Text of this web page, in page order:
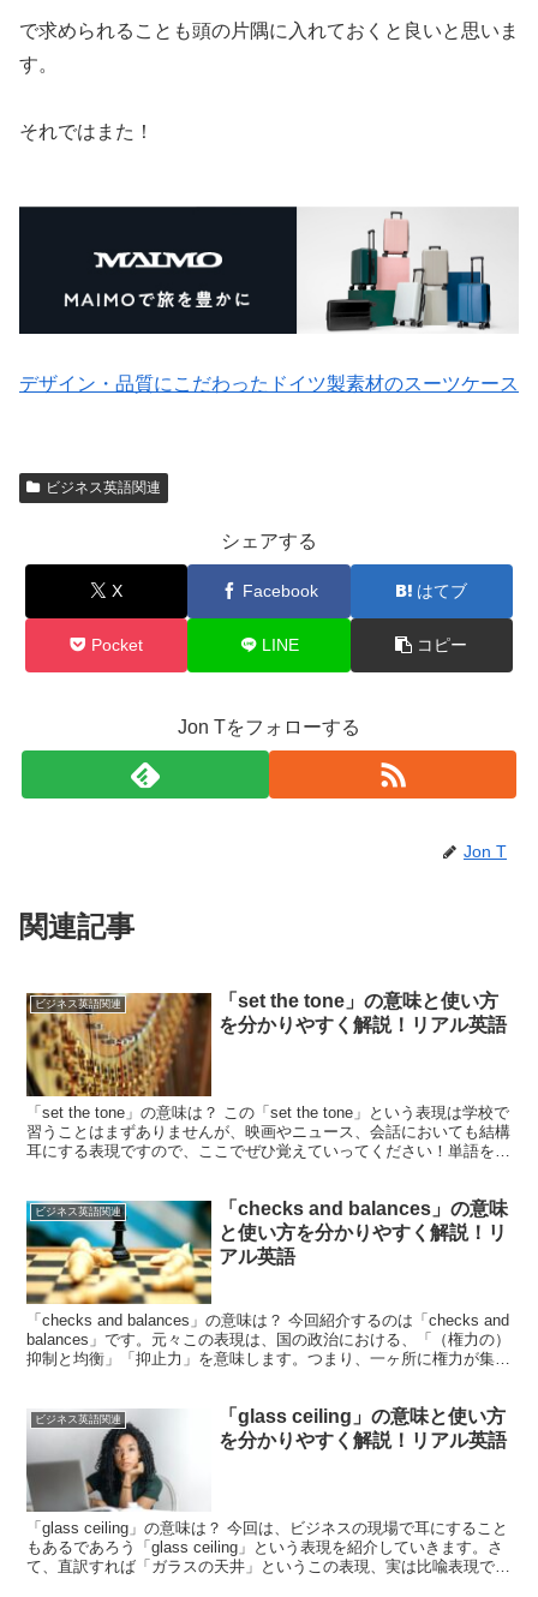
で求められることも頭の片隅に入れておくと良いと思いま
す。
それではまた！
デザイン・品質にこだわったドイツ製素材のスーツケース
ビジネス英語関連
シェアする
X Facebook はてブ
Pocket LINE コピー
Jon Tをフォローする
Jon T
関連記事
ビジネス英語関連
「set the tone」の意味と使い方
を分かりやすく解説！リアル英語
「set the tone」の意味は？ この「set the tone」という表現は学校で
習うことはまずありませんが、映画やニュース、会話においても結構
耳にする表現ですので、ここでぜひ覚えていってください！単語を見
ビジネス英語関連
「checks and balances」の意味
と使い方を分かりやすく解説！リ
アル英語
「checks and balances」の意味は？ 今回紹介するのは「checks and
balances」です。元々この表現は、国の政治における、「（権力の）
抑制と均衡」「抑止力」を意味します。つまり、一ヶ所に権力が集中
ビジネス英語関連
「glass ceiling」の意味と使い方
を分かりやすく解説！リアル英語
「glass ceiling」の意味は？ 今回は、ビジネスの現場で耳にすること
もあるであろう「glass ceiling」という表現を紹介していきます。さ
て、直訳すれば「ガラスの天井」というこの表現、実は比喩表現であ